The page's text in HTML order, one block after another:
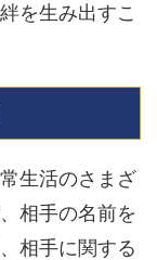
を生み出すこ
生活のさまざ
相手の名前を
相手に関する